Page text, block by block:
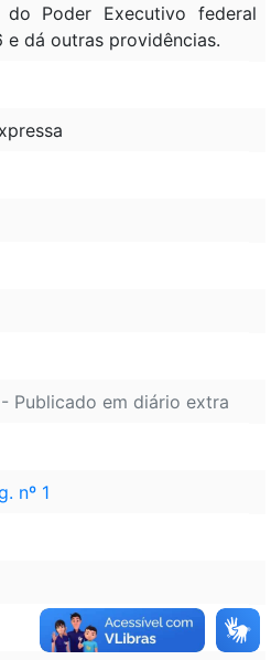
do Poder Executivo federal
dá outras providências.
- Publicado em diário extra
nº 1